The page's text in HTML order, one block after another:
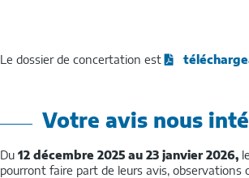
Le dossier de concertation est
Votre avis nous
Du 12 décembre 2025 au 23 janvier 2026,
pourront faire part de leurs avis,